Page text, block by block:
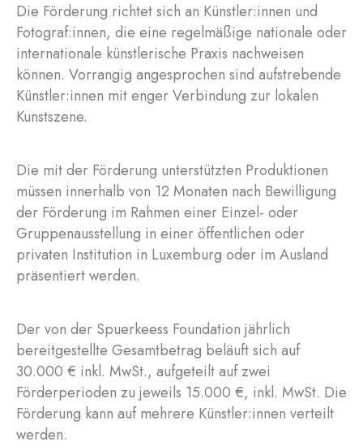
Die Förderung richtet sich an Künstler:innen und
Fotograf:innen, die eine regelmäßige nationale oder
internationale künstlerische Praxis nachweisen
können. Vorrangig angesprochen sind aufstrebende
Künstler:innen mit enger Verbindung zur lokalen
Kunstszene.
Die mit der Förderung unterstützten Produktionen
müssen innerhalb von 12 Monaten nach Bewilligung
der Förderung im Rahmen einer Einzel- oder
Gruppenausstellung in einer öffentlichen oder
privaten Institution in Luxemburg oder im Ausland
präsentiert werden.
Der von der Spuerkeess Foundation jährlich
bereitgestellte Gesamtbetrag beläuft sich auf
30.000 € inkl. MwSt., aufgeteilt auf zwei
Förderperioden zu jeweils 15.000 €, inkl. MwSt. Die
Förderung kann auf mehrere Künstler:innen verteilt
werden.